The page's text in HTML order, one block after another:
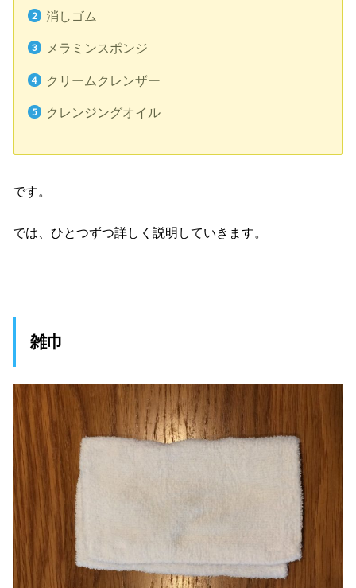
消しゴム
メラミンスポンジ
クリームクレンザー
クレンジングオイル
です。
では、ひとつずつ詳しく説明していきます。
雑巾